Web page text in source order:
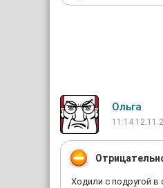
Ольга
11:14
Ходили с подругой в